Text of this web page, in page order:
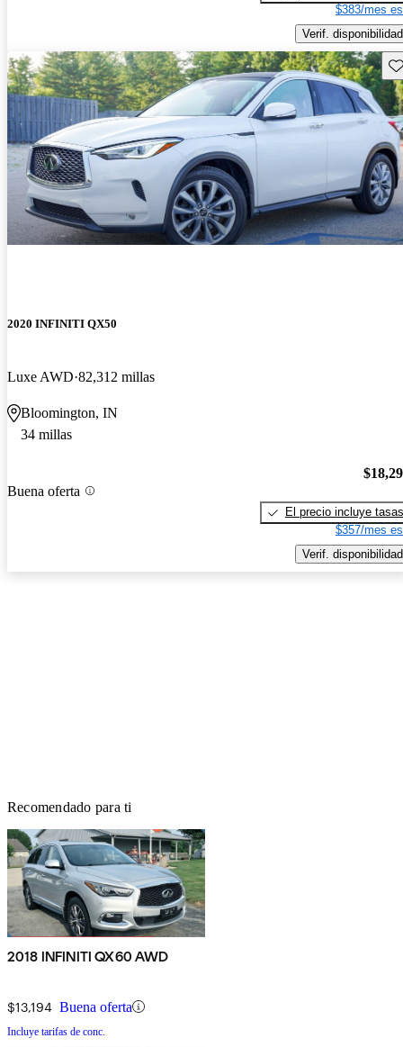
$383/mes
Verif. disponibilidad
2020 INFINITI QX50
Luxe AWD 82,312 millas
Bloomington, IN
34 millas
Buena oferta
El precio incluye tasas
$357/mes
Verif. disponibilidad
Recomendado para ti
2018 INFINITI QX60 AWD
$13,194 Buena oferta
Incluye tarifas de conc.